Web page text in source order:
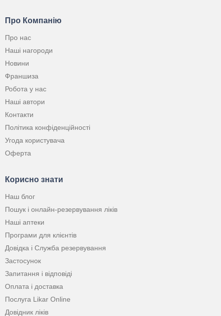
Про Компанію
Про нас
Наші нагороди
Новини
Франшиза
Робота у нас
Наші автори
Контакти
Політика конфіденційності
Угода користувача
Оферта
Корисно знати
Наш блог
Пошук і онлайн-резервування ліків
Наші аптеки
Програми для клієнтів
Довідка і Служба резервування
Застосунок
Запитання і відповіді
Оплата і доставка
Послуга Likar Online
Довідник ліків